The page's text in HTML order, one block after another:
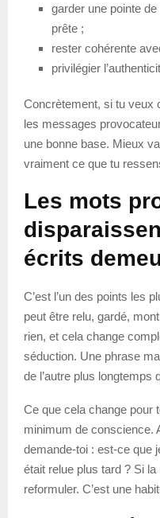
garder une pointe
prête ;
rester cohérente
privilégier
Concrètement, si tu veux
les messages
une bonne base. Mieux
vraiment ce que tu
Les mots
écrits
C’est l’un des points les
peut être relu, gardé,
rien, et cela change
séduction. Une phrase
de l’autre plus longtemps
Ce que cela change pour
minimum de conscience.
demande-toi : est-ce que
était relue plus tard ? Si
reformuler. C’est une